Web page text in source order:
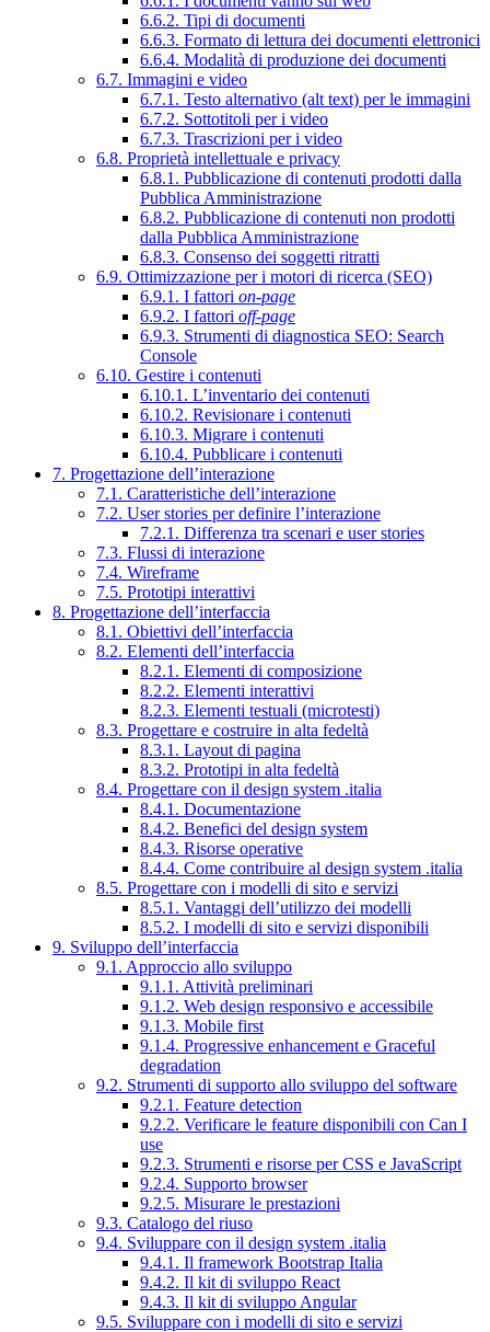
6.6.2. Tipi di documenti
6.6.3. Formato di lettura dei documenti elettronici
6.6.4. Modalità di produzione dei documenti
6.7. Immagini e video
6.7.1. Testo alternativo (alt text) per le immagini
6.7.2. Sottotitoli per i video
6.7.3. Trascrizioni per i video
6.8. Proprietà intellettuale e privacy
6.8.1. Pubblicazione di contenuti prodotti dalla
Pubblica Amministrazione
6.8.2. Pubblicazione di contenuti non prodotti
dalla Pubblica Amministrazione
6.8.3. Consenso dei soggetti ritratti
6.9. Ottimizzazione per i motori di ricerca (SEO)
6.9.1. I fattori on-page
6.9.2. I fattori off-page
6.9.3. Strumenti di diagnostica SEO: Search
Console
6.10. Gestire i contenuti
6.10.1. L’inventario dei contenuti
6.10.2. Revisionare i contenuti
6.10.3. Migrare i contenuti
6.10.4. Pubblicare i contenuti
7. Progettazione dell’interazione
7.1. Caratteristiche dell’interazione
7.2. User stories per definire l’interazione
7.2.1. Differenza tra scenari e user stories
7.3. Flussi di interazione
7.4. Wireframe
7.5. Prototipi interattivi
8. Progettazione dell’interfaccia
8.1. Obiettivi dell’interfaccia
8.2. Elementi dell’interfaccia
8.2.1. Elementi di composizione
8.2.2. Elementi interattivi
8.2.3. Elementi testuali (microtesti)
8.3. Progettare e costruire in alta fedeltà
8.3.1. Layout di pagina
8.3.2. Prototipi in alta fedeltà
8.4. Progettare con il design system .italia
8.4.1. Documentazione
8.4.2. Benefici del design system
8.4.3. Risorse operative
8.4.4. Come contribuire al design system .italia
8.5. Progettare con i modelli di sito e servizi
8.5.1. Vantaggi dell’utilizzo dei modelli
8.5.2. I modelli di sito e servizi disponibili
9. Sviluppo dell’interfaccia
9.1. Approccio allo sviluppo
9.1.1. Attività preliminari
9.1.2. Web design responsivo e accessibile
9.1.3. Mobile first
9.1.4. Progressive enhancement e Graceful
degradation
9.2. Strumenti di supporto allo sviluppo del software
9.2.1. Feature detection
9.2.2. Verificare le feature disponibili con Can I
use
9.2.3. Strumenti e risorse per CSS e JavaScript
9.2.4. Supporto browser
9.2.5. Misurare le prestazioni
9.3. Catalogo del riuso
9.4. Sviluppare con il design system .italia
9.4.1. Il framework Bootstrap Italia
9.4.2. Il kit di sviluppo React
9.4.3. Il kit di sviluppo Angular
9.5. Sviluppare con i modelli di sito e servizi